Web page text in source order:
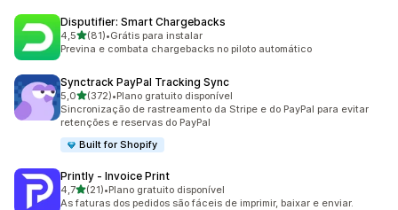
Disputifier: Smart Chargebacks
4,5de 5 estrelas
(81)
81 avaliações ao todo
•Grátis para instalar
Previna e combata chargebacks no piloto automático
Synctrack PayPal Tracking Sync
5,0de 5 estrelas
(372)
372 avaliações ao todo
•Plano gratuito disponível
Sincronização de rastreamento da Stripe e do PayPal para evitar
retenções e reservas do PayPal
Built for Shopify
Printly ‑ Invoice Print
4,7de 5 estrelas
(21)
21 avaliações ao todo
•Plano gratuito disponível
As faturas dos pedidos são fáceis de imprimir, baixar e enviar.